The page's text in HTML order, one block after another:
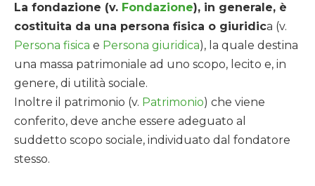
La fondazione (v. Fondazione), in generale, è
costituita da una persona fisica o giuridica (v.
Persona fisica e Persona giuridica), la quale destina
una massa patrimoniale ad uno scopo, lecito e, in
genere, di utilità sociale.
Inoltre il patrimonio (v. Patrimonio) che viene
conferito, deve anche essere adeguato al
suddetto scopo sociale, individuato dal fondatore
stesso.